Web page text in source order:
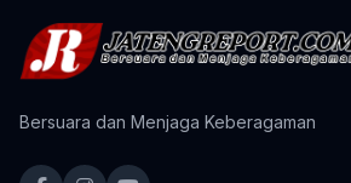
Bersuara dan Menjaga Keberagaman